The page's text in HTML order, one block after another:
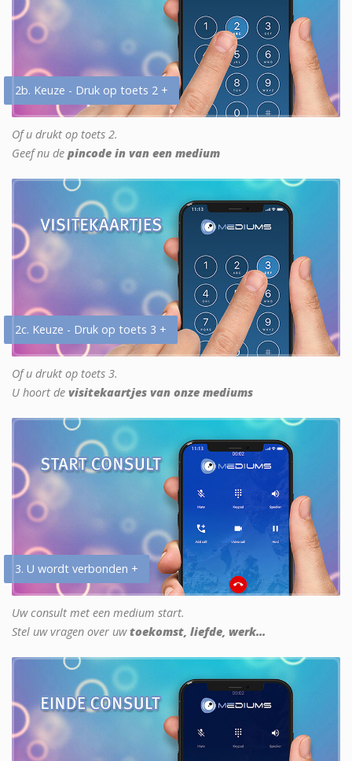
2b. Keuze - Druk op toets 2 +
Of u drukt op toets 2.
Geef nu de pincode in van een medium
2c. Keuze - Druk op toets 3 +
Of u drukt op toets 3.
U hoort de visitekaartjes van onze mediums
3. U wordt verbonden +
Uw consult met een medium start.
Stel uw vragen over uwtoekomst, liefde, werk...